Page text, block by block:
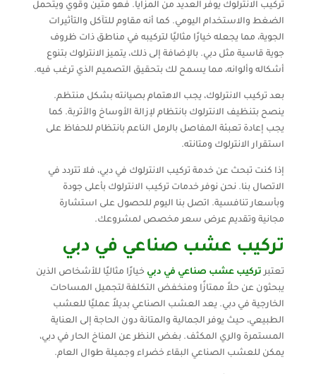
تركيب الانترلوك يوفر العديد من المزايا. فهو متين وقوي ويتحمل
الضغط والاستخدام اليومي. كما أنه مقاوم للتآكل والتأثيرات
الجوية، مما يجعله خيارًا مثاليًا لتركيبه في مناطق ذات ظروف
جوية قاسية مثل دبي. بالإضافة إلى ذلك، يتميز الانترلوك بتنوع
أشكاله وألوانه، مما يسمح لك بتحقيق التصميم الذي ترغب فيه.
بعد تركيب الانترلوك، يجب الاهتمام بصيانته بشكل منتظم.
ينصح بتنظيف الانترلوك بانتظام لإزالة الأوساخ والأتربة. كما
يجب إعادة تعبئة المفاصل بالرمل الناعم بانتظام للحفاظ على
استقرار الانترلوك ومتانته.
إذا كنت تبحث عن خدمة تركيب الانترلوك في دبي، فلا تتردد في
الاتصال بنا. نحن نوفر خدمات تركيب الانترلوك بأعلى جودة
وبأسعار تنافسية. اتصل بنا اليوم للحصول على استشارة
مجانية وتقديم عرض سعر مخصص لمشروعك.
تركيب عشب صناعي في دبي
تعتبرتركيب عشب صناعي في دبي خيارًا مثاليًا للأشخاص الذين
يبحثون عن حلاً ممتازًا ومنخفض التكلفة لتجميل المساحات
الخارجية في دبي. يعد العشب الصناعي بديلاً عمليًا للعشب
الطبيعي، حيث يوفر الجمالية والمتانة دون الحاجة إلى العناية
المستمرة والري المكثف. بغض النظر عن المناخ الحار في دبي،
يمكن للعشب الصناعي البقاء خضراء وجميلة طوال العام.